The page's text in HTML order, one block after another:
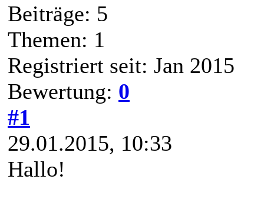
Beiträge: 5
Themen: 1
Registriert seit: Jan 2015
Bewertung: 0
#1
29.01.2015, 10:33
Hallo!